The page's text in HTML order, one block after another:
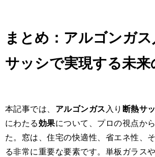
まとめ：アルゴンガ
サッシで実現する未来
本記事では、 アルゴンガス 入り 断熱サ
にわたる効果について、プロの視点か
た。窓は、住宅の快適性、省エネ性、
る非常に重要な要素です。単板ガラス